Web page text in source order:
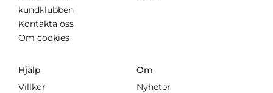
kundklubben
Kontakta oss
Om cookies
Hjälp
Villkor
Om
Nyheter